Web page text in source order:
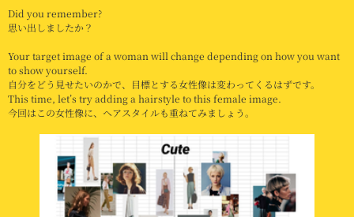
Did you remember?
思い出しましたか？
Your target image of a woman will change depending on how you want
to show yourself.
自分をどう見せたいのかで、目標とする女性像は変わってくるはずです。
This time, let’s try adding a hairstyle to this female image.
今回はこの女性像に、ヘアスタイルも重ねてみましょう。